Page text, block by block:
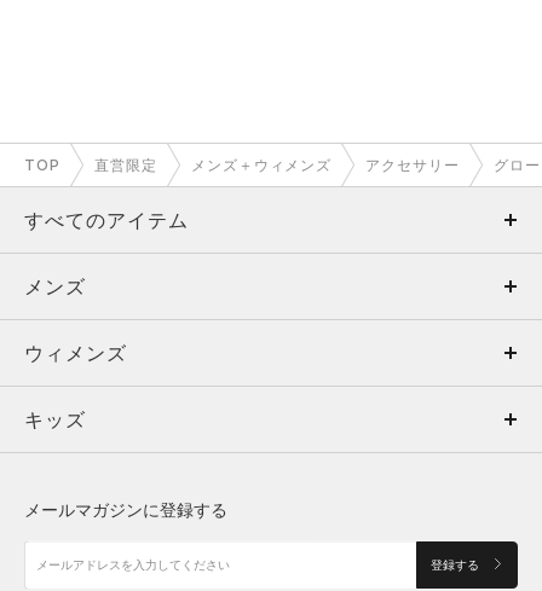
TOP 直営限定 メンズ＋ウィメンズ アクセサリー グロ
すべてのアイテム
メンズ
ウィメンズ
キッズ
アクセサリー
メンズ
トップス
ボトムス
アクセサリー
ウィメンズ
トップス
シューズ
キッズ
メールマガジンに登録する
登録する